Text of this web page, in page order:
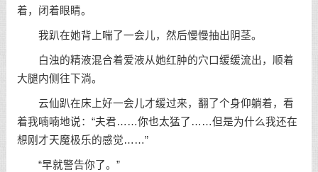
着，闭着眼睛。
我趴在她背上喘了一会儿，然后慢慢抽出阴茎。
白浊的精液混合着爱液从她红肿的穴口缓缓流出，顺着
大腿内侧往下淌。
云仙趴在床上好一会儿才缓过来，翻了个身仰躺着，看
着我喃喃地说：“夫君……你也太猛了……但是为什么我还在
想刚才天魔极乐的感觉……”
“早就警告你了。”